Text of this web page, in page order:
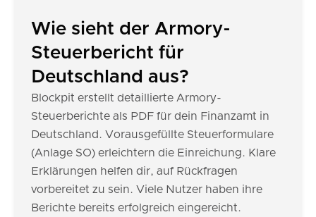
Wie sieht der Armory-
Steuerbericht für
Deutschland aus?
Blockpit erstellt detaillierte Armory-
Steuerberichte als PDF für dein Finanzamt in
Deutschland. Vorausgefüllte Steuerformulare
(Anlage SO) erleichtern die Einreichung. Klare
Erklärungen helfen dir, auf Rückfragen
vorbereitet zu sein. Viele Nutzer haben ihre
Berichte bereits erfolgreich eingereicht.